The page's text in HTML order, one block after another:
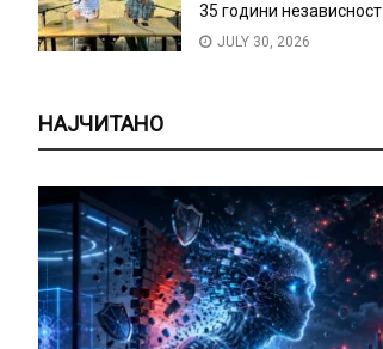
35 години независност
JULY 30, 2026
НАЈЧИТАНО